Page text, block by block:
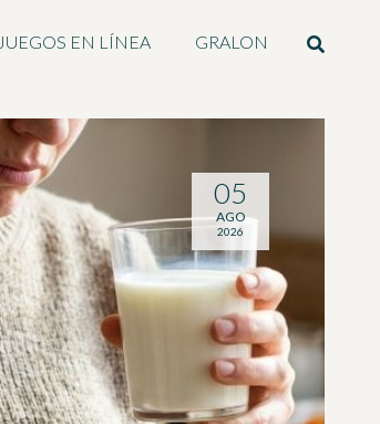
JUEGOS EN LÍNEA GRALON
05
AGO
2026